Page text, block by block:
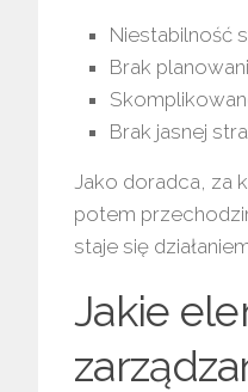
Niestabilność
Brak
Brak jasnej
Jako doradca, za
potem
staje się
Jakie